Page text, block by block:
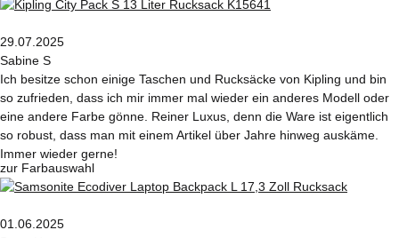
29.07.2025
Sabine S
Ich besitze schon einige Taschen und Rucksäcke von Kipling und bin
so zufrieden, dass ich mir immer mal wieder ein anderes Modell oder
eine andere Farbe gönne. Reiner Luxus, denn die Ware ist eigentlich
so robust, dass man mit einem Artikel über Jahre hinweg auskäme.
Immer wieder gerne!
zur Farbauswahl
01.06.2025